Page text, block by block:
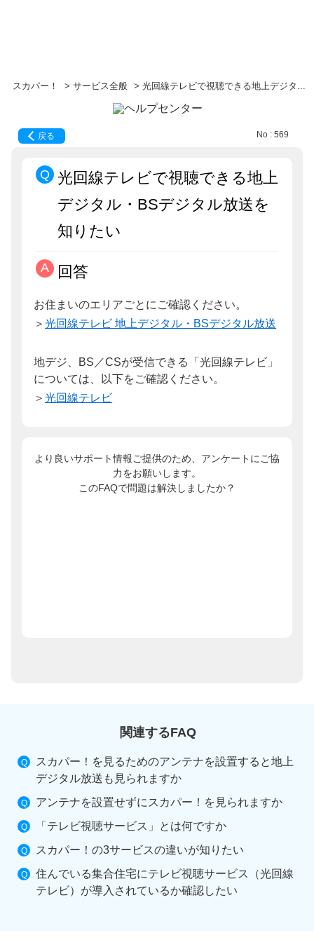
スカパー！ > サービス全般 > 光回線テレビで視聴できる地上デジタ...
戻る No : 569
光回線テレビで視聴できる地上
デジタル・BSデジタル放送を
知りたい
回答
お住まいのエリアごとにご確認ください。
＞光回線テレビ 地上デジタル・BSデジタル放送
地デジ、BS／CSが受信できる「光回線テレビ」
については、以下をご確認ください。
＞光回線テレビ
より良いサポート情報ご提供のため、アンケートにご協
力をお願いします。
このFAQで問題は解決しましたか？
関連するFAQ
スカパー！を見るためのアンテナを設置すると地上
デジタル放送も見られますか
アンテナを設置せずにスカパー！を見られますか
「テレビ視聴サービス」とは何ですか
スカパー！の3サービスの違いが知りたい
住んでいる集合住宅にテレビ視聴サービス（光回線
テレビ）が導入されているか確認したい